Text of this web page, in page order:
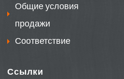
Общие условия
продажи
Соответствие
Ссылки